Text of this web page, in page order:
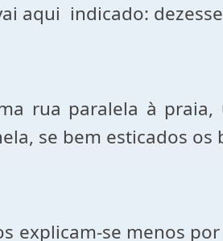
aqui indicado:
rua paralela à
se bem esticados
explicam-se menos